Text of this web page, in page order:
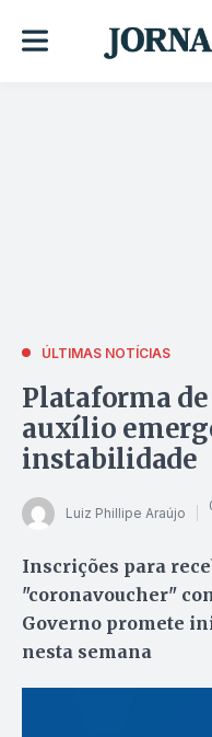
ÚLTIMAS NOTÍCIAS
Plataforma
auxílio
instabilidade
Luiz Phillipe Araújo
Inscrições para
"coronavoucher"
Governo promete
nesta semana